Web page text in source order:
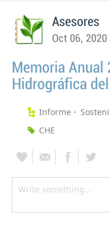
Asesores
Oct 06, 2020
Memoria Anual
Hidrográfica
Informe
CHE